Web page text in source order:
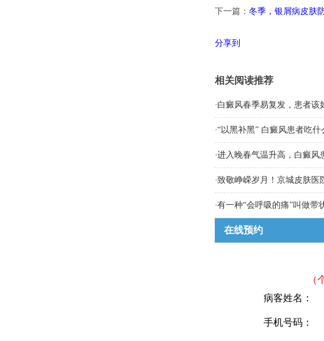
下一篇： 冬季，银屑病皮肤
分享到
相关阅读推荐
·白癜风春季易复发，患者该
·“以黑补黑” 白癜风患者吃
·进入晚春气温升高，白癜风
·致敬峥嵘岁月！京城皮肤医
·有一种“会呼吸的痛”叫做带
在线预约
（
病客姓名：
手机号码：